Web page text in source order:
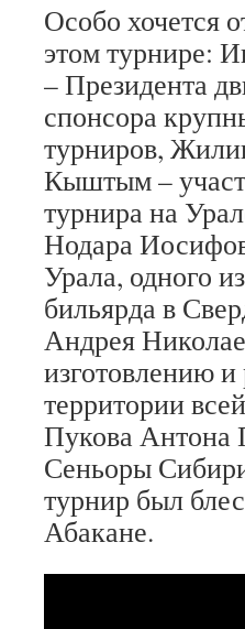
Особо хочется
этом турнире:
– Президента
спонсора
турниров,
Кыштым –
турнира на
Нодара
Урала, одного
бильярда в
Андрея
изготовлению
территории
Пукова Антона
Сеньоры
турнир был
Абакане.